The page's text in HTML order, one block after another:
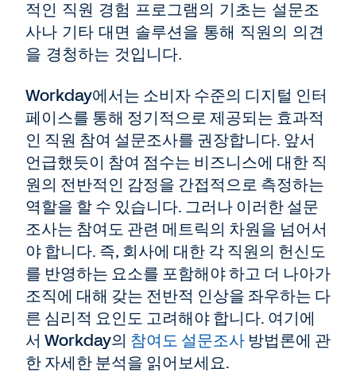
적인 직원 경험 프로그램의 기초는 설문조
사나 기타 대면 솔루션을 통해 직원의 의견
을 경청하는 것입니다.
Workday에서는 소비자 수준의 디지털 인터
페이스를 통해 정기적으로 제공되는 효과적
인 직원 참여 설문조사를 권장합니다. 앞서
언급했듯이 참여 점수는 비즈니스에 대한 직
원의 전반적인 감정을 간접적으로 측정하는
역할을 할 수 있습니다. 그러나 이러한 설문
조사는 참여도 관련 메트릭의 차원을 넘어서
야 합니다. 즉, 회사에 대한 각 직원의 헌신도
를 반영하는 요소를 포함해야 하고 더 나아가
조직에 대해 갖는 전반적 인상을 좌우하는 다
른 심리적 요인도 고려해야 합니다. 여기에
서 Workday의 참여도 설문조사 방법론에 관
한 자세한 분석을 읽어보세요.